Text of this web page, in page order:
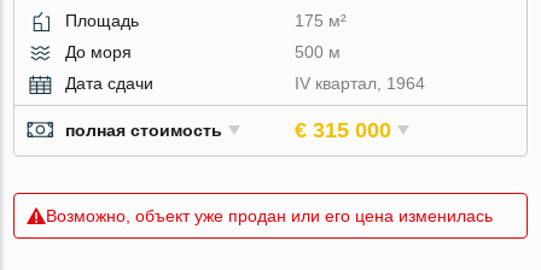
Площадь
175 м²
До моря
500 м
Дата сдачи
IV квартал, 1964
полная стоимость € 315 000
Возможно, объект уже продан или его цена изменилась